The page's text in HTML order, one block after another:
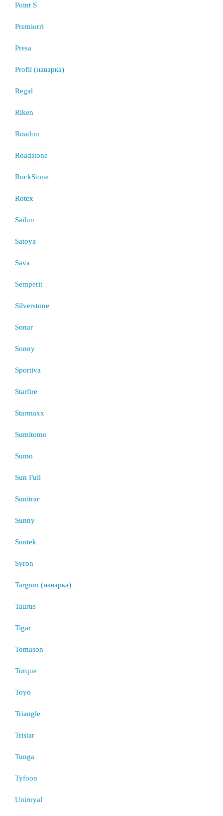
Point S
Premiorri
Presa
Profil (наварка)
Regal
Riken
Roadon
Roadstone
RockStone
Rotex
Sailun
Satoya
Sava
Semperit
Silverstone
Sonar
Sonny
Sportiva
Starfire
Starmaxx
Sumitomo
Sumo
Sun Full
Sunitrac
Sunny
Suntek
Syron
Targum (наварка)
Taurus
Tigar
Tomason
Torque
Toyo
Triangle
Tristar
Tunga
Tyfoon
Uniroyal